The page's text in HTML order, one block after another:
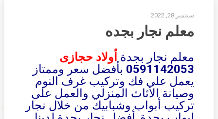
سبتمبر 28, 2022
معلم نجار بجده
معلم نجار بجدة أولاد حجازى
0591142053 بأفضل سعر وممتاز
يعمل على فك وتركيب غرف النوم
وصيانة الأثاث المنزلي والعمل على
تركيب أبواب وشبابيك من خلال نجار